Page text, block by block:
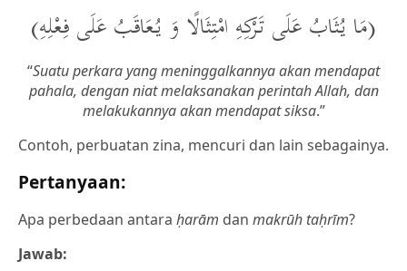
(مَا يُثَابُ عَلَى تَرْكِهِ امْتِثَالًا وَ يُعَاقَبُ عَلَى فِعْلِهِ)
“Suatu perkara yang meninggalkannya akan mendapat
pahala, dengan niat melaksanakan perintah Allah, dan
melakukannya akan mendapat siksa.”
Contoh, perbuatan zina, mencuri dan lain sebagainya.
Pertanyaan:
Apa perbedaan antara ḥarām dan makrūh taḥrīm?
Jawab: